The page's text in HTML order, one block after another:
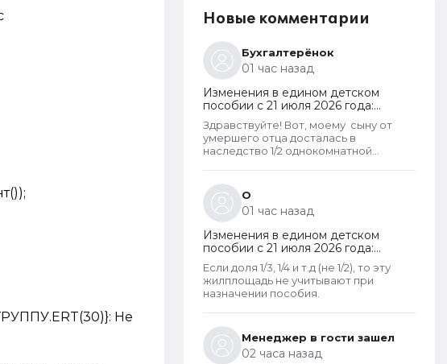
Не
Новые комментарии
Бухгалтерёнок
01 час назад
Изменения в едином детском
пособии с 21 июля 2026 года:
пересмотр правила нулевого
дохода и новый порядок
оформления пособий по месту
пребывания
Здравствуйте! Вот, моему сыну от
умершего отца досталась в
наследство 1/2 однокомнатной
Отказ пришёл сразу. Несправедливо,
что унаследованные доли наследства
играют роль.
О
01 час назад
Изменения в едином детском
пособии с 21 июля 2026 года:
пересмотр правила нулевого
дохода и новый порядок
оформления пособий по месту
пребывания
Если доля 1/3, 1/4 и т.д (не 1/2), то эту
жилплощадь не учитывают при
назначении пособия.
Менеджер в гости зашел
02 часа назад